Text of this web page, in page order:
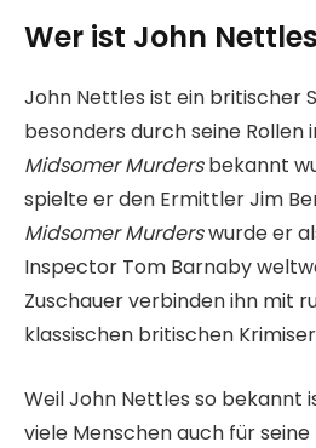
Wer ist John
John Nettles ist ein britischer
besonders durch seine Rollen
Midsomer Murdersbekannt
spielte er den Ermittler Jim
Midsomer Murderswurde er
Inspector Tom Barnaby
Zuschauer verbinden ihn mit
klassischen britischen
Weil John Nettles so bekannt
viele Menschen auch für seine